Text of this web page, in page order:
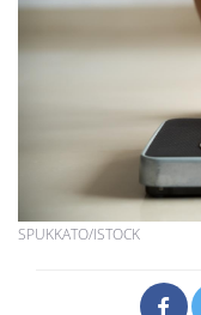
SPUKKATO/ISTOCK